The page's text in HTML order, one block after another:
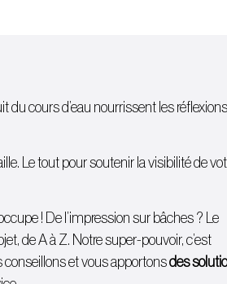
du cours d’eau nourrissent les
Le tout pour soutenir la visibilité de
! De l’impression sur bâches ? Le
de A à Z. Notre super-pouvoir, c’est
conseillons et vous apportonsdes